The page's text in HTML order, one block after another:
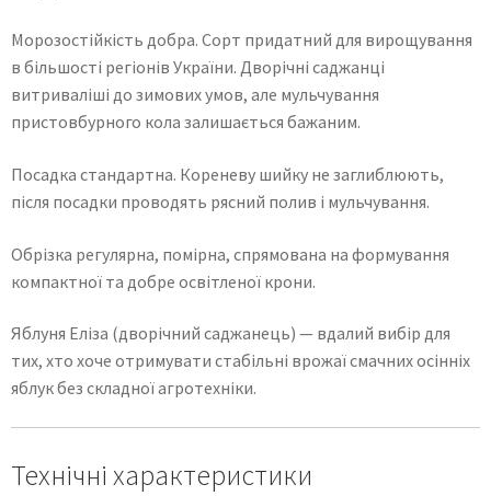
Морозостійкість добра. Сорт придатний для вирощування
в більшості регіонів України. Дворічні саджанці
витриваліші до зимових умов, але мульчування
пристовбурного кола залишається бажаним.
Посадка стандартна. Кореневу шийку не заглиблюють,
після посадки проводять рясний полив і мульчування.
Обрізка регулярна, помірна, спрямована на формування
компактної та добре освітленої крони.
Яблуня Еліза (дворічний саджанець) — вдалий вибір для
тих, хто хоче отримувати стабільні врожаї смачних осінніх
яблук без складної агротехніки.
Технічні характеристики